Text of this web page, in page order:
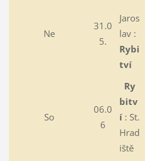
Ne
31.0
5.
Jaros
lav :
Rybi
tví
So
06.0
6
Ry
bitv
í: St.
Hrad
iště